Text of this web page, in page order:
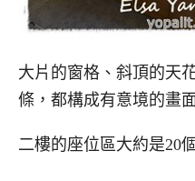
大片的窗格、斜頂的天
條，都構成有意境的畫
二樓的座位區大約是20